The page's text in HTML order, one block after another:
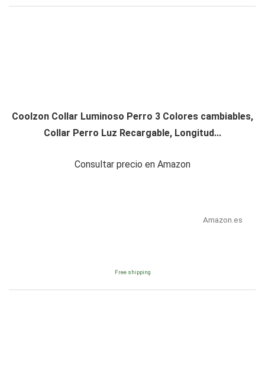
Coolzon Collar Luminoso Perro 3 Colores cambiables,
Collar Perro Luz Recargable, Longitud...
Consultar precio en Amazon
Amazon.es
Free shipping